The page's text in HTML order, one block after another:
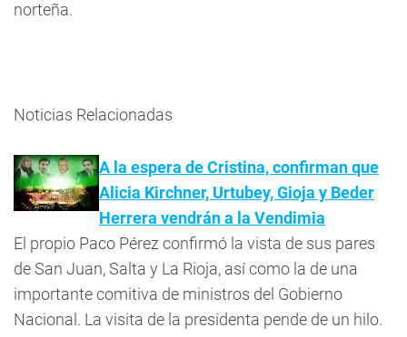
norteña.
Noticias Relacionadas
A la espera de Cristina, confirman que
Alicia Kirchner, Urtubey, Gioja y Beder
Herrera vendrán a la Vendimia
El propio Paco Pérez confirmó la vista de sus pares
de San Juan, Salta y La Rioja, así como la de una
importante comitiva de ministros del Gobierno
Nacional. La visita de la presidenta pende de un hilo.